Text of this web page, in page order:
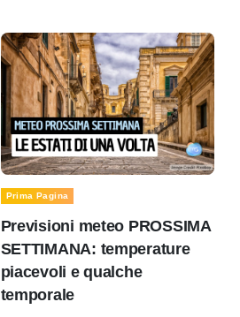
Prima Pagina
Previsioni meteo PROSSIMA
SETTIMANA: temperature
piacevoli e qualche
temporale